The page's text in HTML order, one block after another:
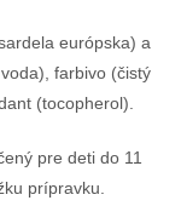
európska) a
farbivo (čistý
(tocopherol).
pre deti do 11
prípravku.